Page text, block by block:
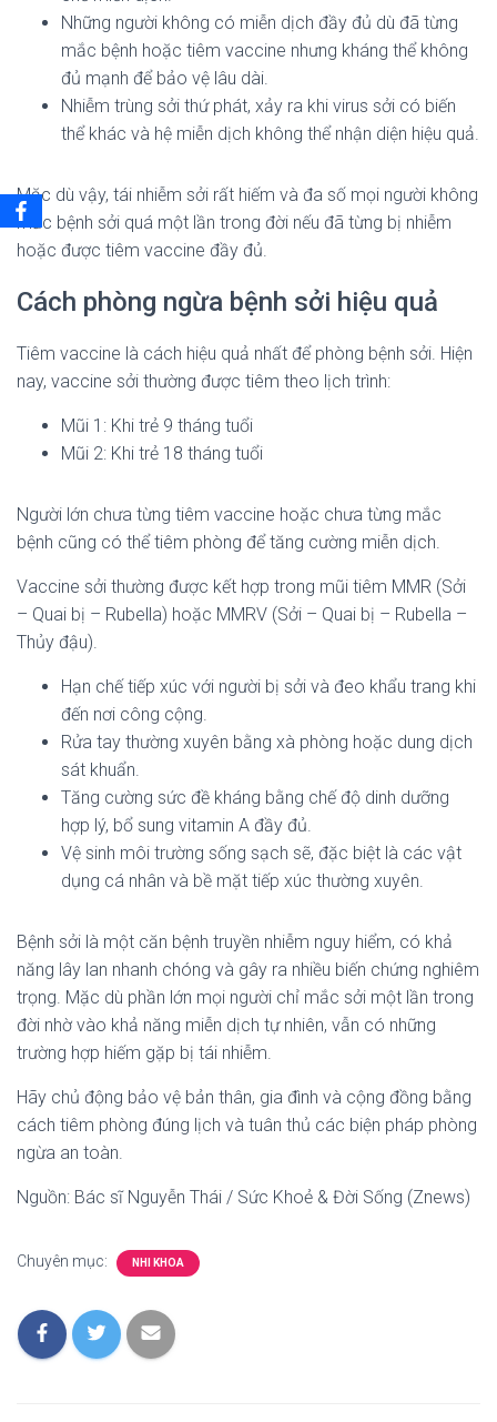
Những người không có miễn dịch đầy đủ dù đã từng
mắc bệnh hoặc tiêm vaccine nhưng kháng thể không
đủ mạnh để bảo vệ lâu dài.
Nhiễm trùng sởi thứ phát, xảy ra khi virus sởi có biến
thể khác và hệ miễn dịch không thể nhận diện hiệu quả.
Mặc dù vậy, tái nhiễm sởi rất hiếm và đa số mọi người không
mắc bệnh sởi quá một lần trong đời nếu đã từng bị nhiễm
hoặc được tiêm vaccine đầy đủ.
Cách phòng ngừa bệnh sởi hiệu quả
Tiêm vaccine là cách hiệu quả nhất để phòng bệnh sởi. Hiện
nay, vaccine sởi thường được tiêm theo lịch trình:
Mũi 1: Khi trẻ 9 tháng tuổi
Mũi 2: Khi trẻ 18 tháng tuổi
Người lớn chưa từng tiêm vaccine hoặc chưa từng mắc
bệnh cũng có thể tiêm phòng để tăng cường miễn dịch.
Vaccine sởi thường được kết hợp trong mũi tiêm MMR (Sởi
– Quai bị – Rubella) hoặc MMRV (Sởi – Quai bị – Rubella –
Thủy đậu).
Hạn chế tiếp xúc với người bị sởi và đeo khẩu trang khi
đến nơi công cộng.
Rửa tay thường xuyên bằng xà phòng hoặc dung dịch
sát khuẩn.
Tăng cường sức đề kháng bằng chế độ dinh dưỡng
hợp lý, bổ sung vitamin A đầy đủ.
Vệ sinh môi trường sống sạch sẽ, đặc biệt là các vật
dụng cá nhân và bề mặt tiếp xúc thường xuyên.
Bệnh sởi là một căn bệnh truyền nhiễm nguy hiểm, có khả
năng lây lan nhanh chóng và gây ra nhiều biến chứng nghiêm
trọng. Mặc dù phần lớn mọi người chỉ mắc sởi một lần trong
đời nhờ vào khả năng miễn dịch tự nhiên, vẫn có những
trường hợp hiếm gặp bị tái nhiễm.
Hãy chủ động bảo vệ bản thân, gia đình và cộng đồng bằng
cách tiêm phòng đúng lịch và tuân thủ các biện pháp phòng
ngừa an toàn.
Nguồn: Bác sĩ Nguyễn Thái / Sức Khoẻ & Đời Sống (Znews)
Chuyên mục: NHI KHOA